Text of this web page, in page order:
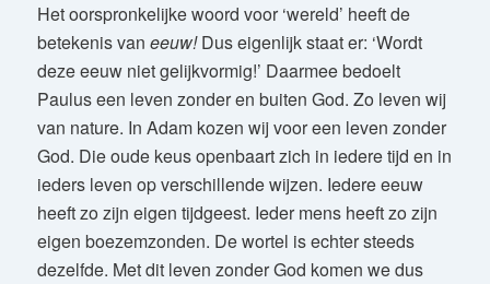
Het oorspronkelijke woord voor ‘wereld’ heeft de
betekenis van eeuw!Dus eigenlijk staat er: ‘Wordt
deze eeuw niet gelijkvormig!’ Daarmee bedoelt
Paulus een leven zonder en buiten God. Zo leven wij
van nature. In Adam kozen wij voor een leven zonder
God. Die oude keus openbaart zich in iedere tijd en in
ieders leven op verschillende wijzen. Iedere eeuw
heeft zo zijn eigen tijdgeest. Ieder mens heeft zo zijn
eigen boezemzonden. De wortel is echter steeds
dezelfde. Met dit leven zonder God komen we dus